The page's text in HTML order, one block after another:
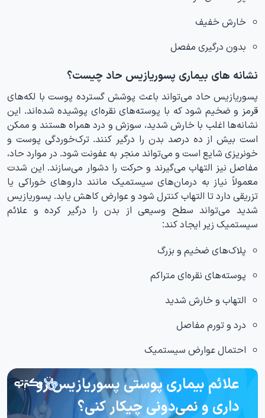
خارش خفیف
بدون درگیری مفصل
نشانه های بیماری پسوریازیس حاد چیست؟
پسوریازیس حاد می‌تواند باعث پوشش گسترده پوست با لکه‌های
قرمز و ضخیم شود که با پوسته‌های نقره‌ای پوشیده شده‌اند. این
نشانه‌ها اغلب با خارش شدید، سوزش و درد همراه هستند و ممکن
است بیش از ده درصد بدن را درگیر کنند. ترک‌خوردگی پوست و
خونریزی شایع است و می‌تواند منجر به عفونت شود. در موارد حاد،
مفاصل نیز التهاب می‌گیرند و حرکت را دشوار می‌سازند. این شدت
معمولاً نیاز به درمان‌های سیستمیک مانند داروهای خوراکی یا
تزریقی دارد تا التهاب کنترل شود و عوارض کاهش یابد. پسوریازیس
شدید می‌تواند سطح وسیعی از بدن را درگیر کرده و علائم
سیستمیک زیر ایجاد کند:
پلاک‌های ضخیم و بزرگ
پوسته‌های نقره‌ای متراکم
التهاب و خارش شدید
درد و تورم مفاصل
احتمال عوارض سیستمیک
علائم بیماری پوستی پسوریازیس رو
داری و نمی‌دونی چیکار کنی؟